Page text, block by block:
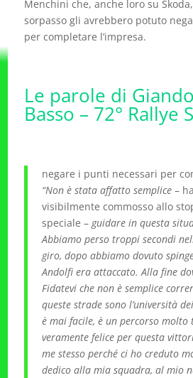
Menchini che, anche loro su
sorpasso gli avrebbero potuto
per completare l’impresa.
Le parole di
Basso – 72° Rallye
negare i punti necessari per
“Non è stata affatto semplice–
visibilmente commosso allo
speciale – guidare in questa
Abbiamo perso troppi secondi
giro, dopo abbiamo dovuto
Andolfi era attaccato. Alla fine
Fidatevi che non è semplice
queste strade sono l’università
è mai facile, è un percorso molto
veramente felice per questa
me stesso perché ci ho creduto
dedico alla mia squadra, al mio